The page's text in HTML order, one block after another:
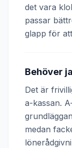
det vara
passar
glapp för
Behöver
Det är
a-kassan.
medan